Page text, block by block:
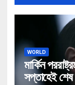
WORLD
মার্কিন
সপ্তাহেই শেষ